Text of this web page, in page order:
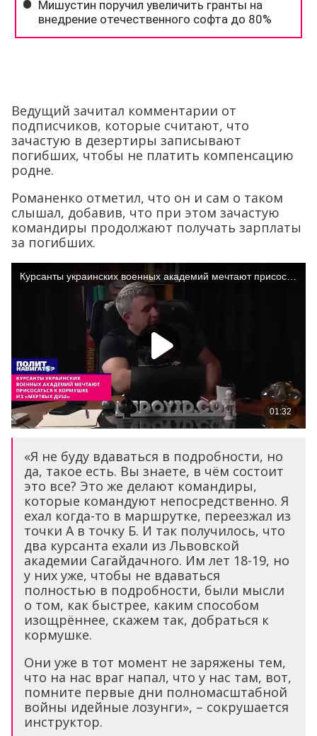
Ведущий зачитал комментарии от
подписчиков, которые считают, что
зачастую в дезертиры записывают
погибших, чтобы не платить компенсацию
родне.
Романенко отметил, что он и сам о таком
слышал, добавив, что при этом зачастую
командиры продолжают получать зарплаты
за погибших.
«Я не буду вдаваться в подробности, но
да, такое есть. Вы знаете, в чём состоит
это все? Это же делают командиры,
которые командуют непосредственно. Я
ехал когда-то в маршрутке, переезжал из
точки А в точку Б. И так получилось, что
два курсанта ехали из Львовской
академии Сагайдачного. Им лет 18-19, но
у них уже, чтобы не вдаваться
полностью в подробности, были мысли
о том, как быстрее, каким способом
изощрённее, скажем так, добраться к
кормушке.
Они уже в тот момент не заряжены тем,
что на нас враг напал, что у нас там, вот,
помните первые дни полномасштабной
войны идейные лозунги», – сокрушается
инструктор.